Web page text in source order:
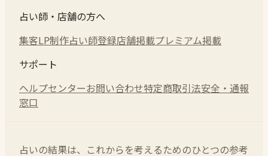
占い師・店舗の方へ
集客LP制作占い師登録店舗掲載プレミアム掲載
サポート
ヘルプセンターお問い合わせ特定商取引法安全・通報
窓口
占いの結果は、これからを考えるためのひとつの参考